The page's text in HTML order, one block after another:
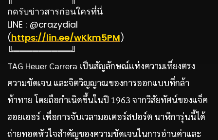
กดรับข่าวสารก่อนใครที่นี่
LINE : @crazydial
(https://lin.ee/wKkm5PM)
╚═════════╝
TAG Heuer Carrera เป็นสัญลักษณ์แห่งความเที่ยงตรง
ความชัดเจน และจิตวิญญาณของการออกแบบที่กล้า
ท้าทาย โดยถือกำเนิดขึ้นในปี 1963 จากวิสัยทัศน์ของแจ็ค
ฮอยเออร์ เพื่อการจับเวลามอเตอร์สปอร์ต นาฬิการุ่นนี้ได้
ถ่ายทอดหัวใจสำคัญของความชัดเจนในการอ่านค่าและ